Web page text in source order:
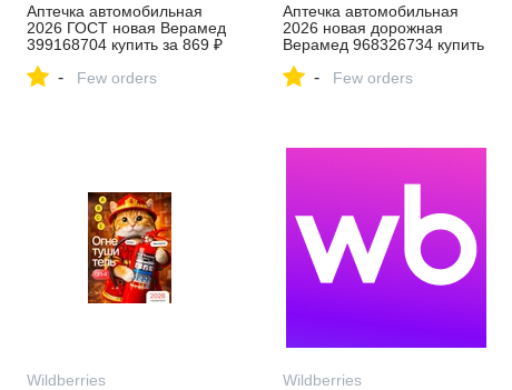
Аптечка автомобильная
2026 ГОСТ новая Верамед
399168704 купить за 869 ₽
Wildberries
- Few orders
Аптечка автомобильная
2026 новая дорожная
Верамед 968326734 купить
интернет‑магазине
- Few orders
Wildberries Wildberries